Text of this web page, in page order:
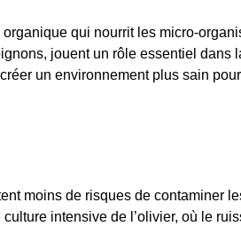
qui nourrit les micro-
jouent un rôle essentiel dans
un environnement plus sain
moins de risques de contaminer
intensive de l’olivier, où le